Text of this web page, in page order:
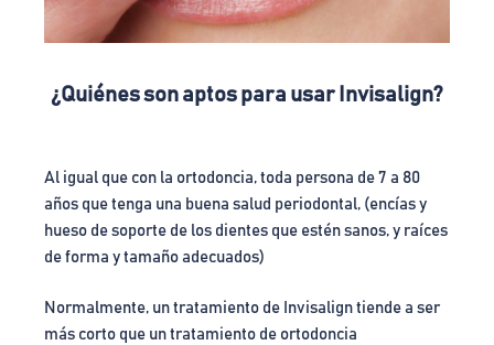
¿Quiénes son aptos para usar Invisalign?
Al igual que con la ortodoncia, toda persona de 7 a 80
años que tenga una buena salud periodontal, (encías y
hueso de soporte de los dientes que estén sanos, y raíces
de forma y tamaño adecuados)
Normalmente, un tratamiento de Invisalign tiende a ser
más corto que un tratamiento de ortodoncia